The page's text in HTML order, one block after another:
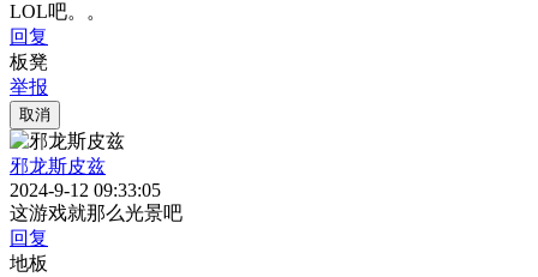
LOL吧。。
回复
板凳
举报
取消
邪龙斯皮兹
2024-9-12 09:33:05
这游戏就那么光景吧
回复
地板